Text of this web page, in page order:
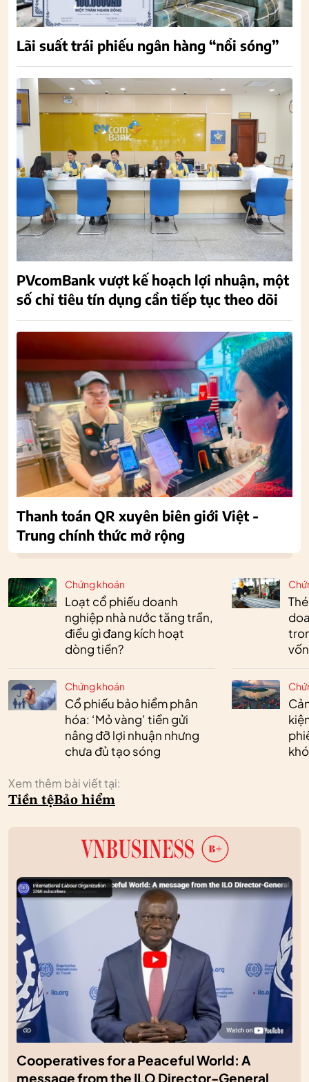
Chứng khoán
Loạt cổ phiếu doanh
nghiệp nhà nước tăng trần,
điều gì đang kích hoạt
dòng tiền?
Chứng khoán
Cổ phiếu bảo hiểm phân
hóa: ‘Mỏ vàng’ tiền gửi
nâng đỡ lợi nhuận nhưng
chưa đủ tạo sóng
vốn
Xem thêm bài viết tại:
Tiền tệBảo hiểm
Lãi suất trái phiếu ngân hàng “nổi sóng”
PVcomBank vượt kế hoạch lợi nhuận, một
số chỉ tiêu tín dụng cần tiếp tục theo dõi
Thanh toán QR xuyên biên giới Việt -
Trung chính thức mở rộng
Cooperatives for a Peaceful World: A
message from the ILO Director-General